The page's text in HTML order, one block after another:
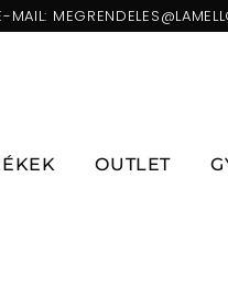
MAIL:
OUTLET